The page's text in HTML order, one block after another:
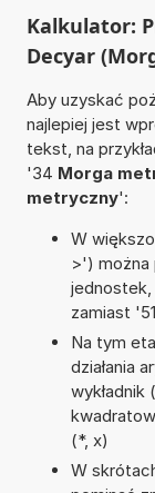
Kalkulator:
Decyar
Aby uzyskać
najlepiej jest
tekst, na
'34 Morga
metryczny':
W
>') można
jednostek,
zamiast
Na tym
działania
wykładnik
(*, x)
W